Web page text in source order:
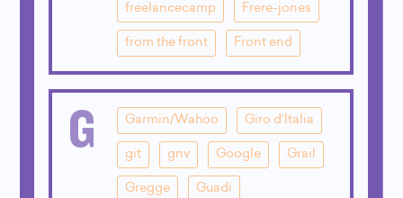
freelancecamp Frere-jones
from the front Front end
G Garmin/Wahoo Giro d'Italia
git gnv Google Grail
Gregge Guadi